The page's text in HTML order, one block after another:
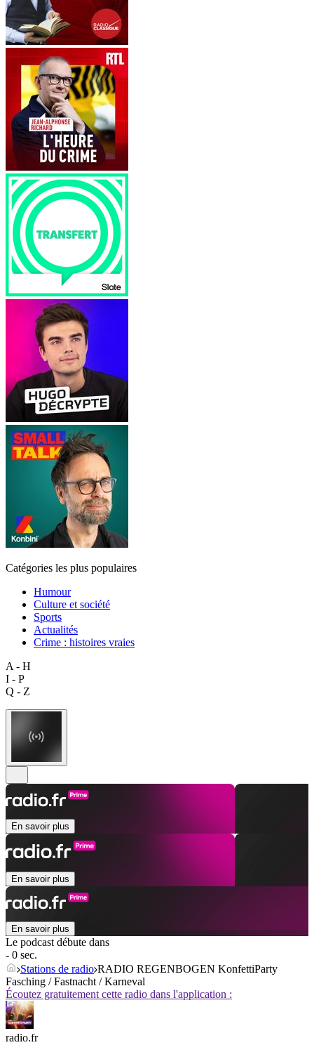
Catégories les plus populaires
Humour
Culture et société
Sports
Actualités
Crime : histoires vraies
A - H
I - P
Q - Z
En savoir plus
En savoir plus
En savoir plus
Le podcast débute dans
- 0 sec.
Stations de radio RADIO REGENBOGEN KonfettiParty
Fasching / Fastnacht / Karneval
Écoutez gratuitement cette radio dans l'application :
radio.fr